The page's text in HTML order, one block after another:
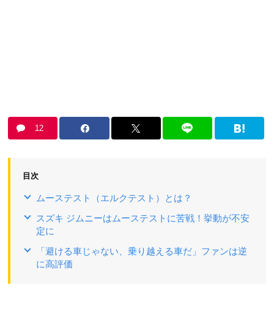
12
目次
ムーステスト（エルクテスト）とは？
スズキ ジムニーはムーステストに苦戦！挙動が不安
定に
「避ける車じゃない、乗り越える車だ」ファンは逆
に高評価